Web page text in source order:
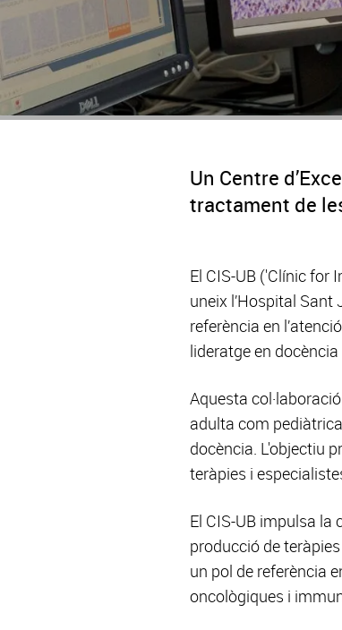
Un Centre
tractament de
El CIS-UB ('Clínic for
uneix l’Hospital Sant
referència en
lideratge en
Aquesta
adulta com
docència. L'objectiu
teràpies i
El CIS-UB impulsa
producció de
un pol de referència
oncològiques i